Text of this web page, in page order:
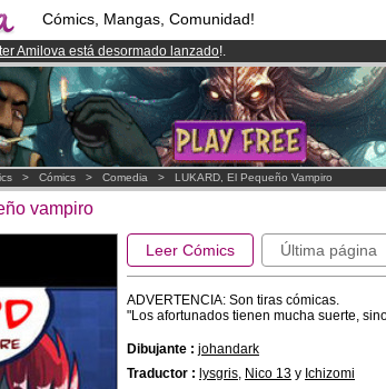
Cómics, Mangas, Comunidad!
Amilova está desormado lanzado!.
en Premium por3.95 eurosal mes!Hazte Premium ya
134393miembrosy 1208 Cómics y Mangas!.
> Cómics > Comedia > LUKARD, El Pequeño Vampiro
vampiro
Leer Cómics Última página
ADVERTENCIA: Son tiras cómicas.
"Los afortunados tienen mucha suerte,
Dibujante : johandark
Traductor : lysgris, Nico 13 y Ichizomi